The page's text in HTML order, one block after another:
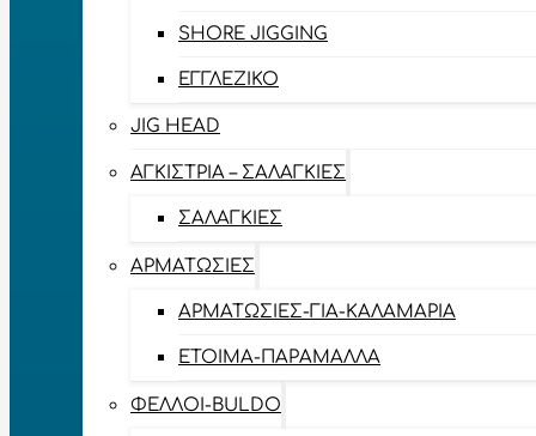
SHORE JIGGING
ΕΓΓΛΈΖΙΚΟ
JIG HEAD
ΑΓΚΊΣΤΡΙΑ – ΣΑΛΑΓΚΙΈΣ
ΣΑΛΑΓΚΙΈΣ
ΑΡΜΑΤΩΣΙΈΣ
ΑΡΜΑΤΩΣΙΈΣ-ΓΙΑ-ΚΑΛΑΜΆΡΙΑ
ΈΤΟΙΜΑ-ΠΑΡΆΜΑΛΛΑ
ΦΕΛΛΟΊ-BULDO